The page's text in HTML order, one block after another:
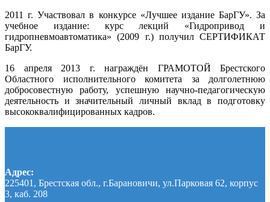
2011 г. Участвовал в конкурсе «Лучшее издание БарГУ». За
учебное издание: курс лекций «Гидропривод и
гидропневмоавтоматика» (2009 г.) получил СЕРТИФИКАТ
БарГУ.
16 апреля 2013 г. награждён ГРАМОТОЙ Брестского
Областного исполнительного комитета за долголетнюю
добросовестную работу, успешную научно-педагогическую
деятельность и значительный личный вклад в подготовку
высококвалифицированных кадров.
Адрес:
225401, Брестская обл., г.Барановичи, ул.Парковая 62, корпус
3, каб. 208